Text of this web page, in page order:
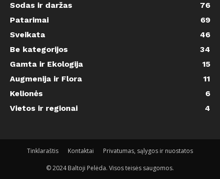
Sodas ir daržas
76
Patarimai
69
Sveikata
46
Be kategorijos
34
Gamta ir Ekologija
15
Augmenija ir Flora
11
Kelionės
6
Vietos ir regionai
4
Tinklaraštis Kontaktai Privatumas, sąlygos ir nuostatos
© 2024 Baltoji Pelėda. Visos teisės saugomos.